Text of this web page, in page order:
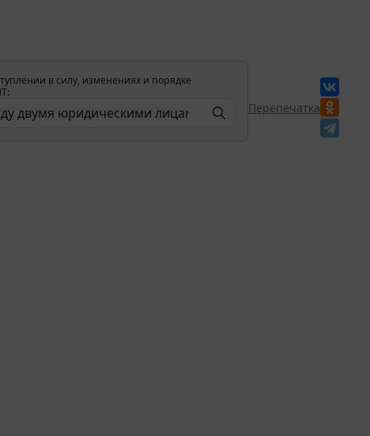
в силу, изменениях и порядке
Перепечатка